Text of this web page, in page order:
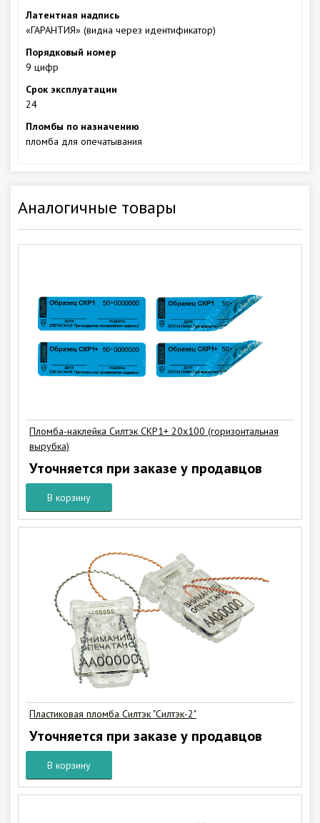
Латентная надпись
«ГАРАНТИЯ» (видна через идентификатор)
Порядковый номер
9 цифр
Срок эксплуатации
24
Пломбы по назначению
пломба для опечатывания
Аналогичные товары
Пломба-наклейка Силтэк СКР1+ 20х100 (горизонтальная
вырубка)
Уточняется при заказе у продавцов
В корзину
Пластиковая пломба Силтэк "Силтэк-2"
Уточняется при заказе у продавцов
В корзину